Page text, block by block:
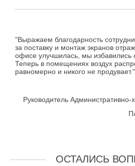
"Выражаем благодарность
за поставку и монтаж экранов
офисе улучшилась, мы избавились
Теперь в помещениях воздух
равномерно и никого не продувает."
Руководитель Административно-
ОСТАЛИСЬ